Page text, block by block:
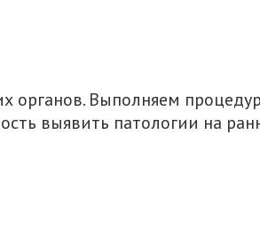
органов. Выполняем
выявить патологии на